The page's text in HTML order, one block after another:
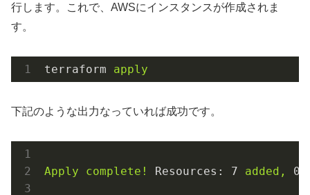
行します。これで、AWSにインスタンスが作成されま
す。
terraform apply
下記のような出力なっていれば成功です。
Apply complete! Resources: 7 added, 0